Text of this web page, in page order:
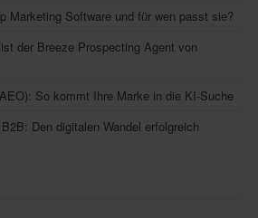
Marketing Software und für wen passt sie?
der Breeze Prospecting Agent von
So kommt Ihre Marke in die KI-Suche
Den digitalen Wandel erfolgreich